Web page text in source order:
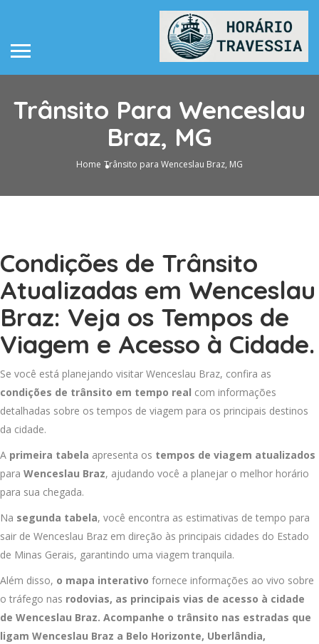
Trânsito Para Wenceslau
Braz, MG
Home Trânsito para Wenceslau Braz, MG
Condições de Trânsito
Atualizadas em Wenceslau
Braz: Veja os Tempos de
Viagem e Acesso à Cidade.
Se você está planejando visitar Wenceslau Braz, confira as
condições de trânsito em tempo real com informações
detalhadas sobre os tempos de viagem para os principais destinos
da cidade.
A primeira tabela apresenta os tempos de viagem atualizados
para Wenceslau Braz, ajudando você a planejar o melhor horário
para sua chegada.
Na segunda tabela, você encontra as estimativas de tempo para
sair de Wenceslau Braz em direção às principais cidades do Estado
de Minas Gerais, garantindo uma viagem tranquila.
Além disso, o mapa interativo fornece informações ao vivo sobre
o tráfego nas rodovias, as principais vias de acesso à cidade
de Wenceslau Braz. Acompanhe o trânsito nas estradas que
ligam Wenceslau Braz a Belo Horizonte, Uberlândia,